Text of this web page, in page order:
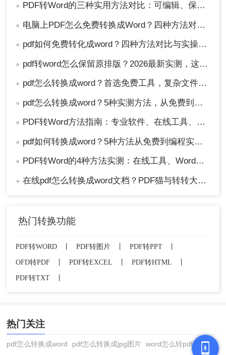
● PDF转Word的三种实用方法对比：可编辑、保格式、避风险！
● 电脑上PDF怎么免费转换成Word？四种方法对比与实操指南（附详细表格）!
● pdf如何免费转化成word？四种方法对比与实操指南（附详细表格）
● pdf转word怎么保留原排版？2026最新实测，这5种方法从免费到专业全搞定！
● pdf怎么转换成word？首选免费工具，复杂文件再上专业软件！
● pdf怎么转换成word？5种实测方法，从免费到专业全攻略！
● PDF转Word方法指南：专业软件、在线工具、Word内置与改后缀名4种方案对比！
● pdf如何转换成word？5种方法从免费到编程实测对比！
● PDF转Word的4种方法实测：在线工具、Word、Adobe与开源软件对比！！
● 在线pdf怎么转换成word文档？PDF猫与转转大师2种在线工具使用指南与功能对比！
热门转换功能
PDF转WORD PDF转图片 PDF转PPT
OFD转PDF
PDF转EXCEL PDF转HTML
PDF转TXT
热门关注
pdf怎么转换成word pdf怎么转换成jpg图片 word怎么转pdf